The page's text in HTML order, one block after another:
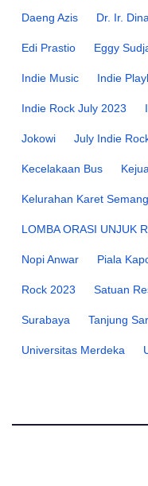
Daeng Azis Dr. Ir.
Edi Prastio Eggy
Indie Music Indie
Indie Rock July 2023
Jokowi July Indie
Kecelakaan Bus
Kelurahan Karet
LOMBA ORASI UNJUK
Nopi Anwar Piala
Rock 2023 Satuan
Surabaya Tanjung
Universitas Merdeka